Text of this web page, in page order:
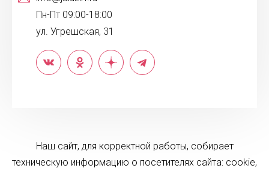
Пн-Пт 09:00-18:00
ул. Угрешская, 31
Наш сайт, для корректной работы, собирает
техническую информацию о посетителях сайта: cookie,